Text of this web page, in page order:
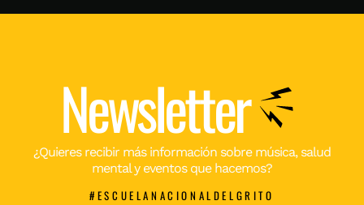
Newsletter
¿Quieres recibir más información sobre música, salud
mental y eventos que hacemos?
#ESCUELANACIONALDELGRITO